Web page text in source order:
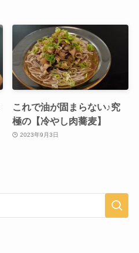
これで油が固まらない♪究
極の【冷やし肉蕎麦】
2023年9月3日